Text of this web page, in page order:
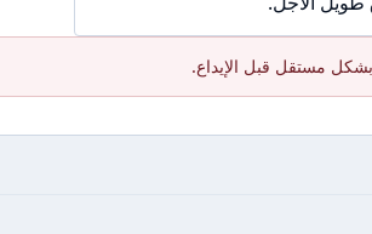
مستقل قبل الإيداع.